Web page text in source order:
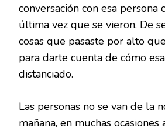
conversación con esa persona
última vez que se vieron. De
cosas que pasaste por alto
para darte cuenta de cómo
distanciado.
Las personas no se van de la
mañana, en muchas ocasiones